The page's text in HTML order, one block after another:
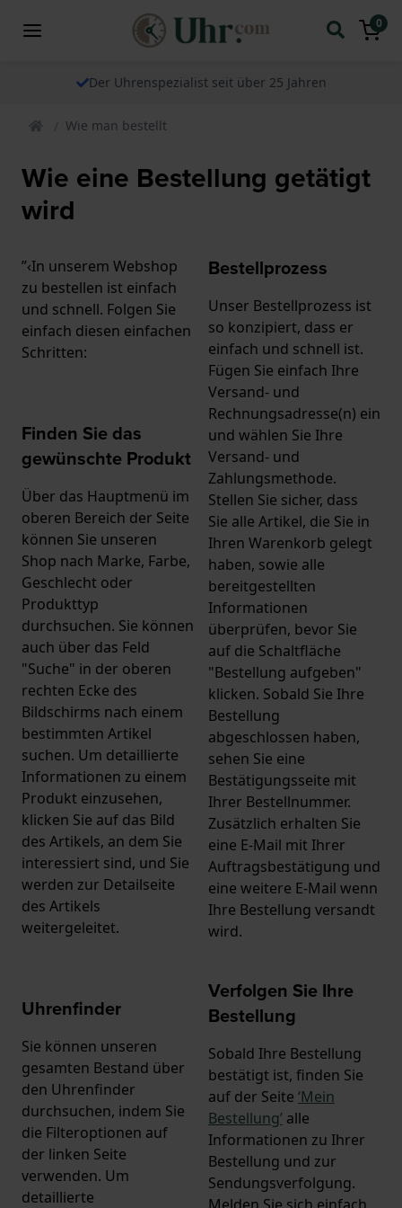
0
Der Uhrenspezialist seit über 25 Jahren
Wie man bestellt
Wie eine Bestellung getätigt
wird
”‹In unserem Webshop
zu bestellen ist einfach
und schnell. Folgen Sie
einfach diesen einfachen
Schritten:
Finden Sie das
gewünschte Produkt
Über das Hauptmenü im
oberen Bereich der Seite
können Sie unseren
Shop nach Marke, Farbe,
Geschlecht oder
Produkttyp
durchsuchen. Sie können
auch über das Feld
"Suche" in der oberen
rechten Ecke des
Bildschirms nach einem
bestimmten Artikel
suchen. Um detaillierte
Informationen zu einem
Produkt einzusehen,
klicken Sie auf das Bild
des Artikels, an dem Sie
interessiert sind, und Sie
werden zur Detailseite
des Artikels
weitergeleitet.
Uhrenfinder
Sie können unseren
gesamten Bestand über
den Uhrenfinder
durchsuchen, indem Sie
die Filteroptionen auf
der linken Seite
verwenden. Um
detaillierte
Bestellprozess
Unser Bestellprozess ist
so konzipiert, dass er
einfach und schnell ist.
Fügen Sie einfach Ihre
Versand- und
Rechnungsadresse(n) ein
und wählen Sie Ihre
Versand- und
Zahlungsmethode.
Stellen Sie sicher, dass
Sie alle Artikel, die Sie in
Ihren Warenkorb gelegt
haben, sowie alle
bereitgestellten
Informationen
überprüfen, bevor Sie
auf die Schaltfläche
"Bestellung aufgeben"
klicken. Sobald Sie Ihre
Bestellung
abgeschlossen haben,
sehen Sie eine
Bestätigungsseite mit
Ihrer Bestellnummer.
Zusätzlich erhalten Sie
eine E-Mail mit Ihrer
Auftragsbestätigung und
eine weitere E-Mail wenn
Ihre Bestellung versandt
wird.
Verfolgen Sie Ihre
Bestellung
Sobald Ihre Bestellung
bestätigt ist, finden Sie
auf der Seite ‘Mein
Bestellung’ alle
Informationen zu Ihrer
Bestellung und zur
Sendungsverfolgung.